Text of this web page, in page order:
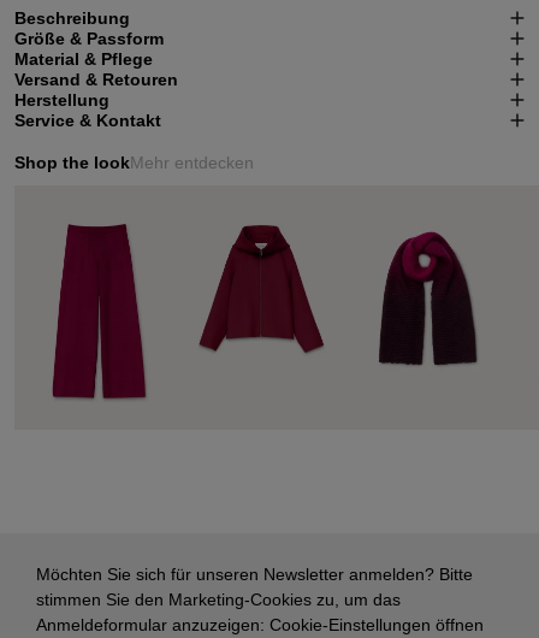
Beschreibung
Größe & Passform
Material & Pflege
Versand & Retouren
Herstellung
Service & Kontakt
Shop the lookMehr entdecken
Möchten Sie sich für unseren Newsletter anmelden? Bitte
stimmen Sie den Marketing-Cookies zu, um das
Anmeldeformular anzuzeigen: Cookie-Einstellungen öffnen